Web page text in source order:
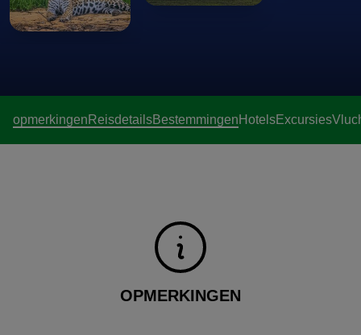
opmerkingenReisdetailsBestemmingenHotelsExcursies
OPMERKINGEN